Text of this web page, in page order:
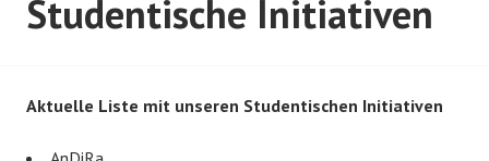
ASTA PH LUDWIGSBURG
Studentische Initiativen
Aktuelle Liste mit unseren Studentischen Initiativen